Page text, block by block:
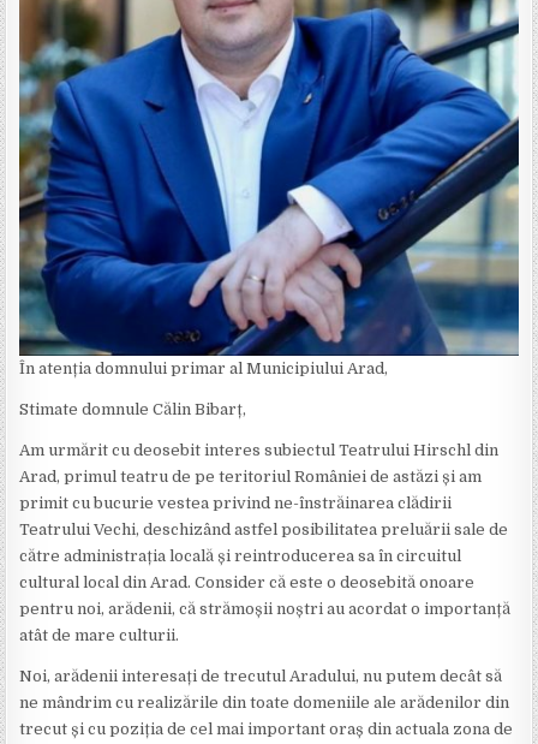
În atenția domnului primar al Municipiului Arad,
Stimate domnule Călin Bibarț,
Am urmărit cu deosebit interes subiectul Teatrului Hirschl din
Arad, primul teatru de pe teritoriul României de astăzi și am
primit cu bucurie vestea privind ne-înstrăinarea clădirii
Teatrului Vechi, deschizând astfel posibilitatea preluării sale de
către administrația locală și reintroducerea sa în circuitul
cultural local din Arad. Consider că este o deosebită onoare
pentru noi, arădenii, că strămoșii noștri au acordat o importanță
atât de mare culturii.
Noi, arădenii interesați de trecutul Aradului, nu putem decât să
ne mândrim cu realizările din toate domeniile ale arădenilor din
trecut și cu poziția de cel mai important oraș din actuala zona de